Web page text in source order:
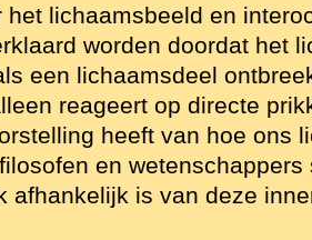
het lichaamsbeeld en
worden doordat het
een lichaamsdeel
reageert op directe
heeft van hoe ons
en
afhankelijk is van deze